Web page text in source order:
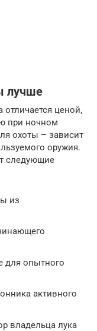
лучше
отличается ценой,
при ночном
охоты – зависит
оружия.
следующие
из
для опытного
активного
владельца лука